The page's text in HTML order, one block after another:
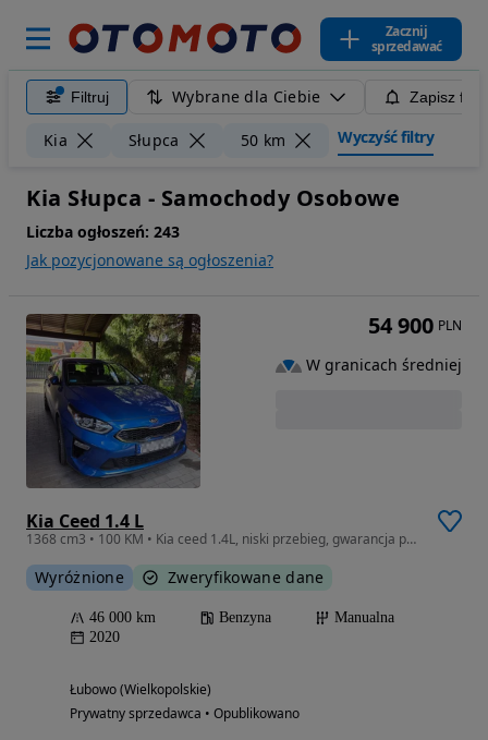
Zacznij
sprzedawać
Filtruj Wybrane dla Ciebie Zapisz
Kia Słupca 50 km Wyczyść filtry
Kia Słupca - Samochody Osobowe
Liczba ogłoszeń: 243
Jak pozycjonowane są ogłoszenia?
Kia Ceed 1.4 L
1368 cm3 • 100 KM • Kia ceed 1.4L, niski przebieg, gwarancja producenta
Wyróżnione Zweryfikowane dane
46 000 km Benzyna
Manualna
2020
Łubowo (Wielkopolskie)
Prywatny sprzedawca • Opublikowano
54 900 PLN
W granicach średniej